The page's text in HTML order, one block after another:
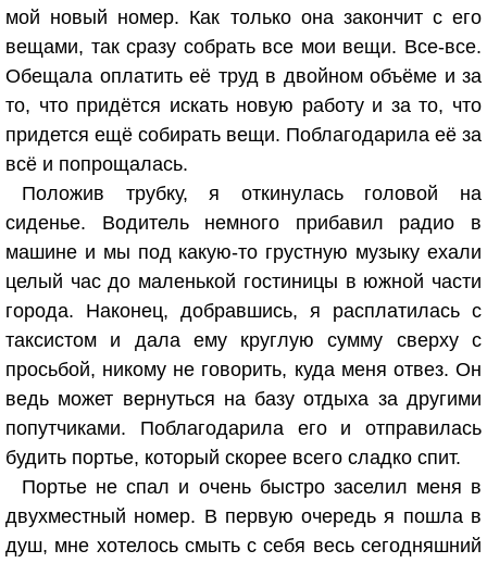
мой новый номер. Как только она закончит с его
вещами, так сразу собрать все мои вещи. Все-все.
Обещала оплатить её труд в двойном объёме и за
то, что придётся искать новую работу и за то, что
придется ещё собирать вещи. Поблагодарила её за
всё и попрощалась.
Положив трубку, я откинулась головой на
сиденье. Водитель немного прибавил радио в
машине и мы под какую-то грустную музыку ехали
целый час до маленькой гостиницы в южной части
города. Наконец, добравшись, я расплатилась с
таксистом и дала ему круглую сумму сверху с
просьбой, никому не говорить, куда меня отвез. Он
ведь может вернуться на базу отдыха за другими
попутчиками. Поблагодарила его и отправилась
будить портье, который скорее всего сладко спит.
Портье не спал и очень быстро заселил меня в
двухместный номер. В первую очередь я пошла в
душ, мне хотелось смыть с себя весь сегодняшний